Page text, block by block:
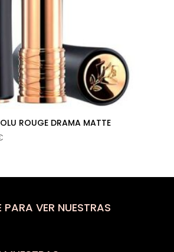
ROUGE DRAMA MATTE
Rango
desde
hasta
PARA VER NUESTRAS